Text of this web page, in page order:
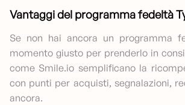
Vantaggi del programma fedeltà
Se non hai ancora un programma
momento giusto per prenderlo in
come Smile.io semplificano la
con punti per acquisti, segnalazioni,
ancora.